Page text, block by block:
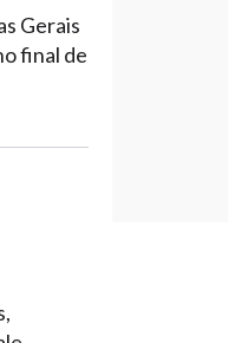
Gerais
final de